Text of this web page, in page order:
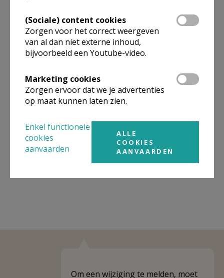
Organisatiestructuur
Niet gevonden wat je zocht? Hier vind je links naar de
gegevens van andere organisaties op het boven-,
onderliggende of gelijke niveau.
Behoort tot
Pastorale Regio Mechelen
Weergeven
Pastorale Regio Mechelen
Om een wijziging te melden, moet
(Sociale) content cookies
Zorgen voor het correct weergeven
van al dan niet externe inhoud,
bijvoorbeeld een Youtube-video.
Marketing cookies
Zorgen ervoor dat we je advertenties
op maat kunnen laten zien.
Enkel functionele
cookies
aanvaarden
ALLE
COOKIES
AANVAARDEN